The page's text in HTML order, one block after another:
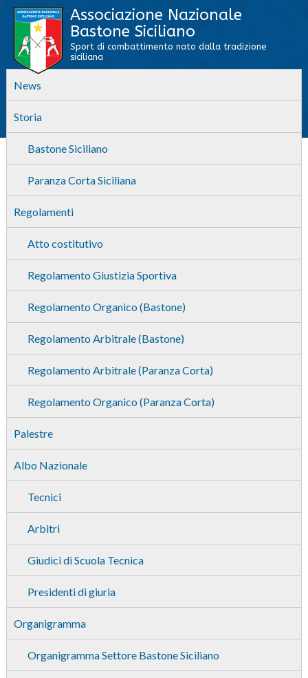
Associazione Nazionale
Bastone Siciliano
Sport di combattimento nato dalla tradizione
siciliana
News
Storia
Bastone Siciliano
Paranza Corta Siciliana
Regolamenti
Atto costitutivo
Regolamento Giustizia Sportiva
Regolamento Organico (Bastone)
Regolamento Arbitrale (Bastone)
Regolamento Arbitrale (Paranza Corta)
Regolamento Organico (Paranza Corta)
Palestre
Albo Nazionale
Tecnici
Arbitri
Giudici di Scuola Tecnica
Presidenti di giuria
Organigramma
Organigramma Settore Bastone Siciliano